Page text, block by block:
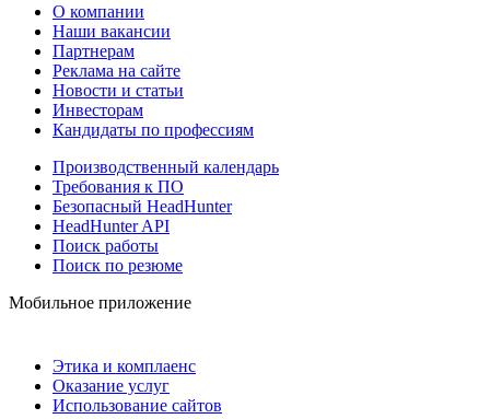
О компании
Наши вакансии
Партнерам
Реклама на сайте
Новости и статьи
Инвесторам
Кандидаты по профессиям
Производственный календарь
Требования к ПО
Безопасный HeadHunter
HeadHunter API
Поиск работы
Поиск по резюме
Мобильное приложение
Этика и комплаенс
Оказание услуг
Использование сайтов